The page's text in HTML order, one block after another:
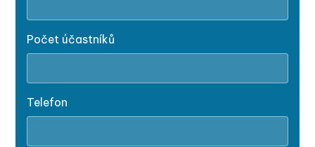
Počet účastníků
Telefon